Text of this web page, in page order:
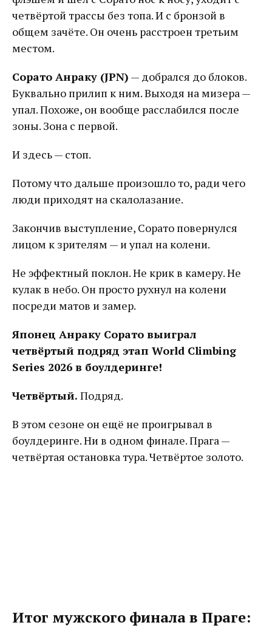
четвёртой трассы без топа. И с бронзой в
общем зачёте. Он очень расстроен третьим
местом.
Сорато Анраку (JPN) — добрался до блоков.
Буквально прилип к ним. Выходя на мизера —
упал. Похоже, он вообще расслабился после
зоны. Зона с первой.
И здесь — стоп.
Потому что дальше произошло то, ради чего
люди приходят на скалолазание.
Закончив выступление, Сорато повернулся
лицом к зрителям — и упал на колени.
Не эффектный поклон. Не крик в камеру. Не
кулак в небо. Он просто рухнул на колени
посреди матов и замер.
Японец Анраку Сорато выиграл
четвёртый подряд этап World Climbing
Series 2026 в боулдеринге!
Четвёртый. Подряд.
В этом сезоне он ещё не проигрывал в
боулдеринге. Ни в одном финале. Прага —
четвёртая остановка тура. Четвёртое золото.
Итог мужского финала в Праге: